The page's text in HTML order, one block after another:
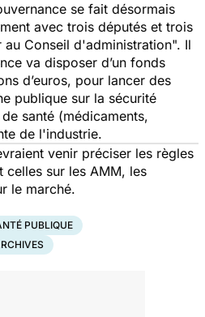
se fait désormais
avec trois députés et trois
au Conseil d'administration". Il
va disposer d’un fonds
d’euros, pour lancer des
publique sur la sécurité
santé (médicaments,
de l'industrie.
venir préciser les règles
celles sur les AMM, les
le marché.
PUBLIQUE